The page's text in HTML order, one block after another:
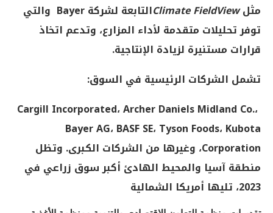
مثلClimate FieldViewالتابعة لشركة Bayer
والتي
توفر تحليلات متقدمة لأداء المزارع، وتدعم اتخاذ
قرارات مستنيرة لزيادة الإنتاجية.
تشمل الشركات الرئيسية في السوق:
،Archer Daniels Midland Co.،
Bayer AG، BASF SE، Tyson Foods، Kubota
Corporation، وغيرها من الشركات الكبرى. وتظل
منطقةآسيا والمحيط الهادئ أكبر سوق زراعي في
2023، تليها أمريكا الشمالية